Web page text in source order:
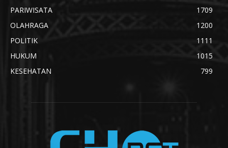
PARIWISATA
1709
OLAHRAGA
1200
POLITIK
1111
HUKUM
1015
KESEHATAN
799